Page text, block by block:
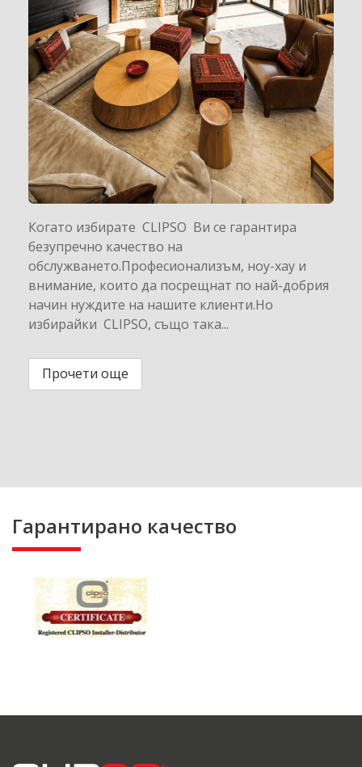
Когато избирате CLIPSO Ви се гарантира
безупречно качество на
обслужването.Професионализъм, ноу-хау и
внимание, които да посрещнат по най-добрия
начин нуждите на нашите клиенти.Но
избирайки CLIPSO, също така...
Прочети още
Гарантирано качество